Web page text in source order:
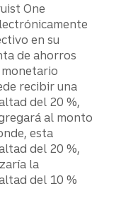
One
en su
de ahorros
recibir una
del 20 %,
al monto
esta
del 20 %,
la
del 10 %